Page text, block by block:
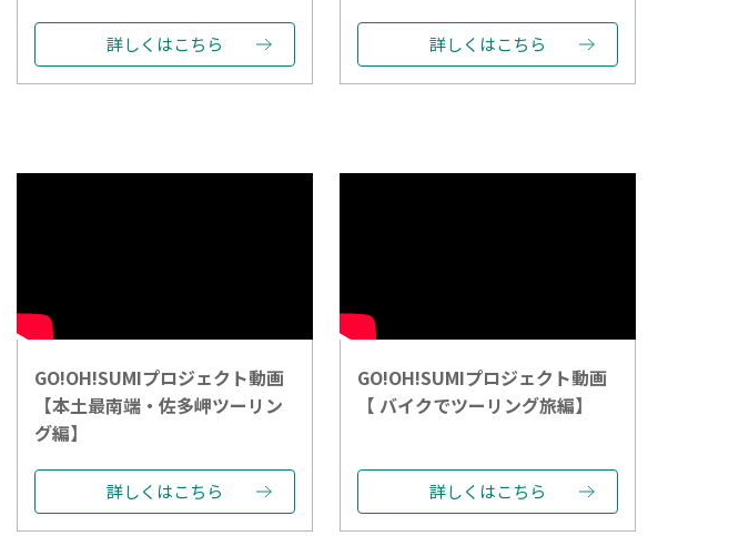
詳しくはこちら 詳しくはこちら
GO!OH!SUMIプロジェクト動画
【本土最南端・佐多岬ツーリン
グ編】
詳しくはこちら
GO!OH!SUMIプロジェクト動画
【 バイクでツーリング旅編】
詳しくはこちら